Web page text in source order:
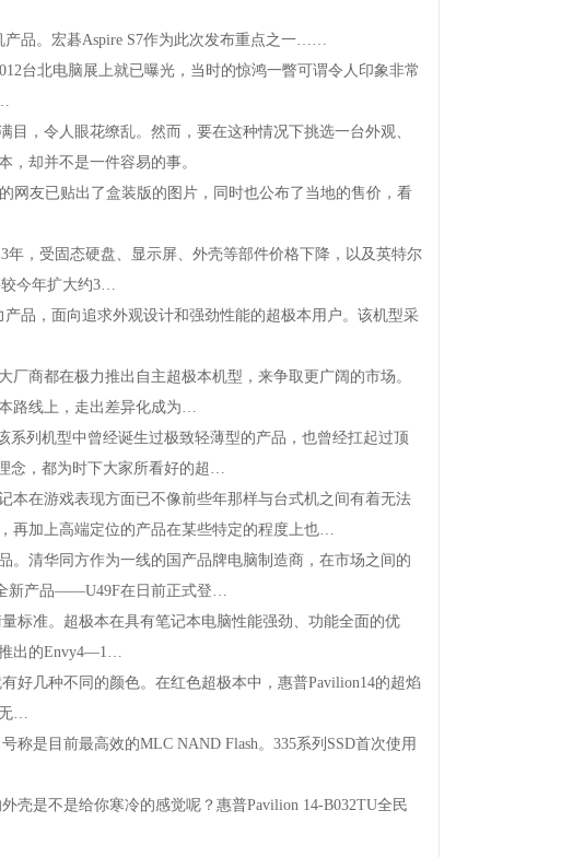
品。宏碁AspireS7作为此次发布重点之一……
台北电脑展上就已曝光，当时的惊鸿一瞥可谓令人印象非常
，令人眼花缭乱。然而，要在这种情况下挑选一台外观、
，却并不是一件容易的事。
友已贴出了盒装版的图片，同时也公布了当地的售价，看
，受固态硬盘、显示屏、外壳等部件价格下降，以及英特尔
较今年扩大约3…
，面向追求外观设计和强劲性能的超极本用户。该机型采
商都在极力推出自主超极本机型，来争取更广阔的市场。
路线上，走出差异化成为…
列机型中曾经诞生过极致轻薄型的产品，也曾经扛起过顶
念，都为时下大家所看好的超…
在游戏表现方面已不像前些年那样与台式机之间有着无法
再加上高端定位的产品在某些特定的程度上也…
清华同方作为一线的国产品牌电脑制造商，在市场之间的
新产品——U49F在日前正式登…
准。超极本在具有笔记本电脑性能强劲、功能全面的优
推出的Envy4—1…
几种不同的颜色。在红色超极本中，惠普Pavilion14的超焰
无…
是目前最高效的MLCNANDFlash。335系列SSD首次使用
是不是给你寒冷的感觉呢？惠普Pavilion14-B032TU全民